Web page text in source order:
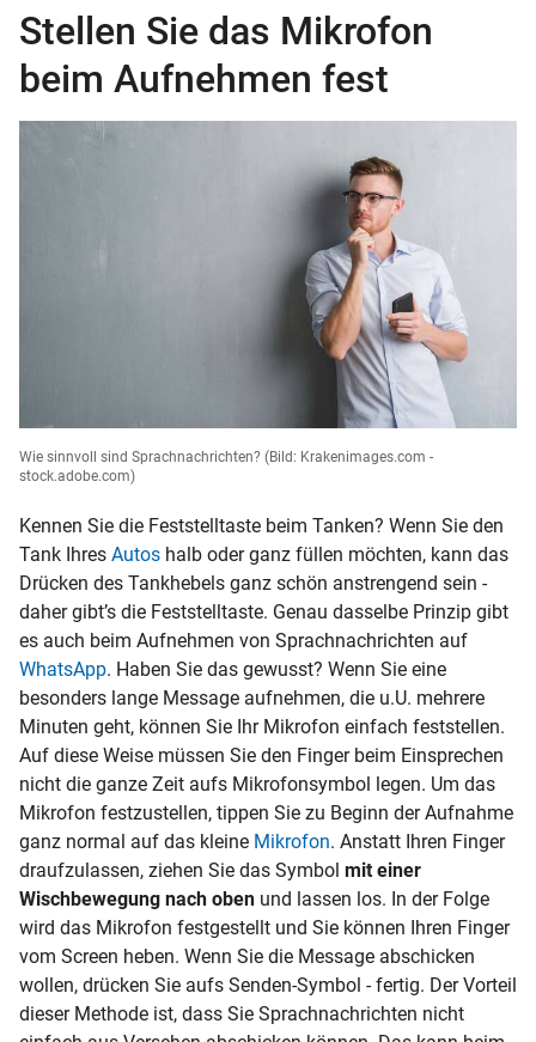
Stellen Sie das Mikrofon
beim Aufnehmen fest
Wie sinnvoll sind Sprachnachrichten? (Bild: Krakenimages.com -
stock.adobe.com)
Kennen Sie die Feststelltaste beim Tanken? Wenn Sie den
Tank Ihres Autos halb oder ganz füllen möchten, kann das
Drücken des Tankhebels ganz schön anstrengend sein -
daher gibt’s die Feststelltaste. Genau dasselbe Prinzip gibt
es auch beim Aufnehmen von Sprachnachrichten auf
WhatsApp. Haben Sie das gewusst? Wenn Sie eine
besonders lange Message aufnehmen, die u.U. mehrere
Minuten geht, können Sie Ihr Mikrofon einfach feststellen.
Auf diese Weise müssen Sie den Finger beim Einsprechen
nicht die ganze Zeit aufs Mikrofonsymbol legen. Um das
Mikrofon festzustellen, tippen Sie zu Beginn der Aufnahme
ganz normal auf das kleine Mikrofon. Anstatt Ihren Finger
draufzulassen, ziehen Sie das Symbol mit einer
Wischbewegung nach oben und lassen los. In der Folge
wird das Mikrofon festgestellt und Sie können Ihren Finger
vom Screen heben. Wenn Sie die Message abschicken
wollen, drücken Sie aufs Senden-Symbol - fertig. Der Vorteil
dieser Methode ist, dass Sie Sprachnachrichten nicht